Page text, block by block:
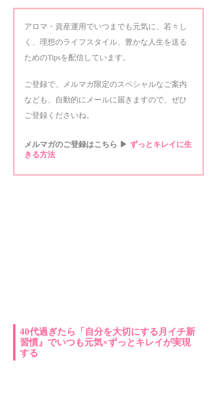
アロマ・資産運用でいつまでも元気に、若々し
く、理想のライフスタイル、豊かな人生を送る
ためのTipsを配信しています。
ご登録で、メルマガ限定のスペシャルなご案内
なども、自動的にメールに届きますので、ぜひ
ご登録くださいね。
メルマガのご登録はこちら ▶︎ ずっとキレイに生
きる方法
40代過ぎたら「自分を大切にする月イチ新
習慣』でいつも元気×ずっとキレイが実現
する